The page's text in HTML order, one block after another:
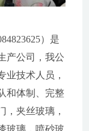
）是
产公司，我公
业技术人员，
和体制、完整
，夹丝玻璃，
玻璃，喷砂玻